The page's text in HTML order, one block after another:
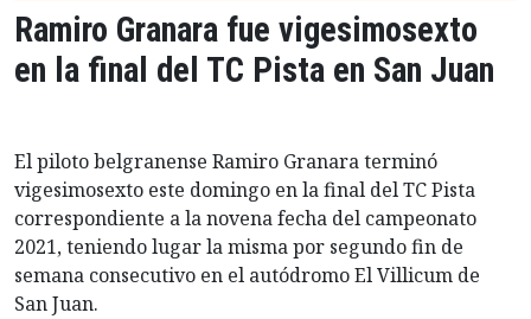
Ramiro Granara fue vigesimosexto
en la final del TC Pista en San Juan
El piloto belgranense Ramiro Granara terminó
vigesimosexto este domingo en la final del TC Pista
correspondiente a la novena fecha del campeonato
2021, teniendo lugar la misma por segundo fin de
semana consecutivo en el autódromo El Villicum de
San Juan.